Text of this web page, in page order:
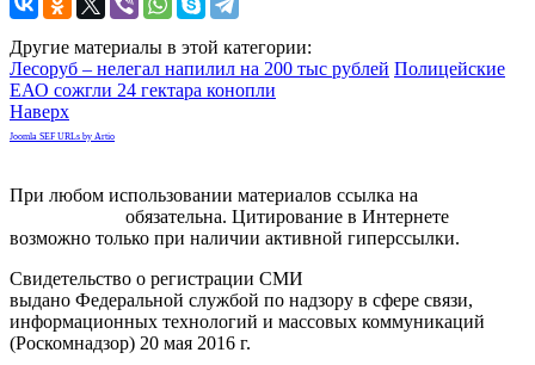
Другие материалы в этой категории:
Лесоруб – нелегал напилил на 200 тыс рублей Полицейские
ЕАО сожгли 24 гектара конопли
Наверх
Joomla SEF URLs by Artio
При любом использовании материалов ссылка на
обязательна. Цитирование в Интернете
возможно только при наличии активной гиперссылки.
Свидетельство о регистрации СМИ
выдано Федеральной службой по надзору в сфере связи,
информационных технологий и массовых коммуникаций
(Роскомнадзор) 20 мая 2016 г.